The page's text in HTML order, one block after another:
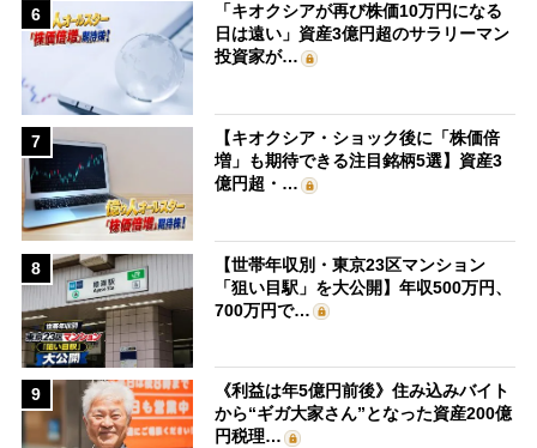
6
「キオクシアが再び株価10万円になる
日は遠い」資産3億円超のサラリーマン
投資家が…
7
【キオクシア・ショック後に「株価倍
増」も期待できる注目銘柄5選】資産3
億円超・…
8
【世帯年収別・東京23区マンション
「狙い目駅」を大公開】年収500万円、
700万円で…
9
《利益は年5億円前後》住み込みバイト
から“ギガ大家さん”となった資産200億
円税理…